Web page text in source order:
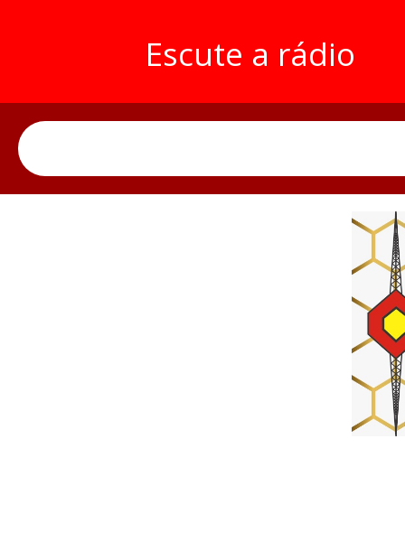
Escute a rádio